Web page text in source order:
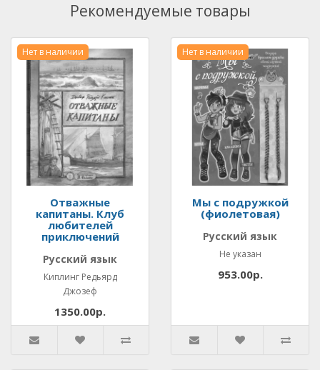
Рекомендуемые товары
Нет в наличии
Отважные
капитаны. Клуб
любителей
приключений
Русский язык
Киплинг Редьярд
Джозеф
1350.00р.
Нет в наличии
Мы с подружкой
(фиолетовая)
Русский язык
Не указан
953.00р.